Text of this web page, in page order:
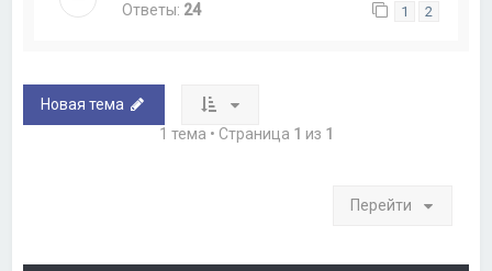
Ответы: 24 1 2
Новая тема
1 тема • Страница 1 из 1
Перейти